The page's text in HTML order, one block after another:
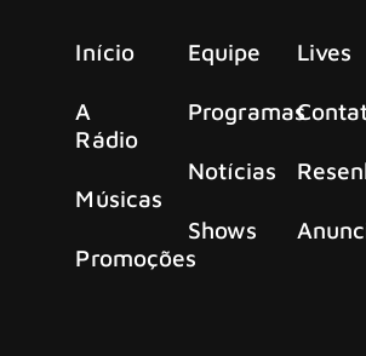
Início
A
Rádio
Músicas
Promoções
Equipe
Programas
Notícias
Shows
Lives